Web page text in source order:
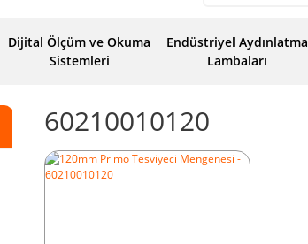
Dijital Ölçüm ve Okuma
Sistemleri
Endüstriyel Aydınlatma
Lambaları
60210010120